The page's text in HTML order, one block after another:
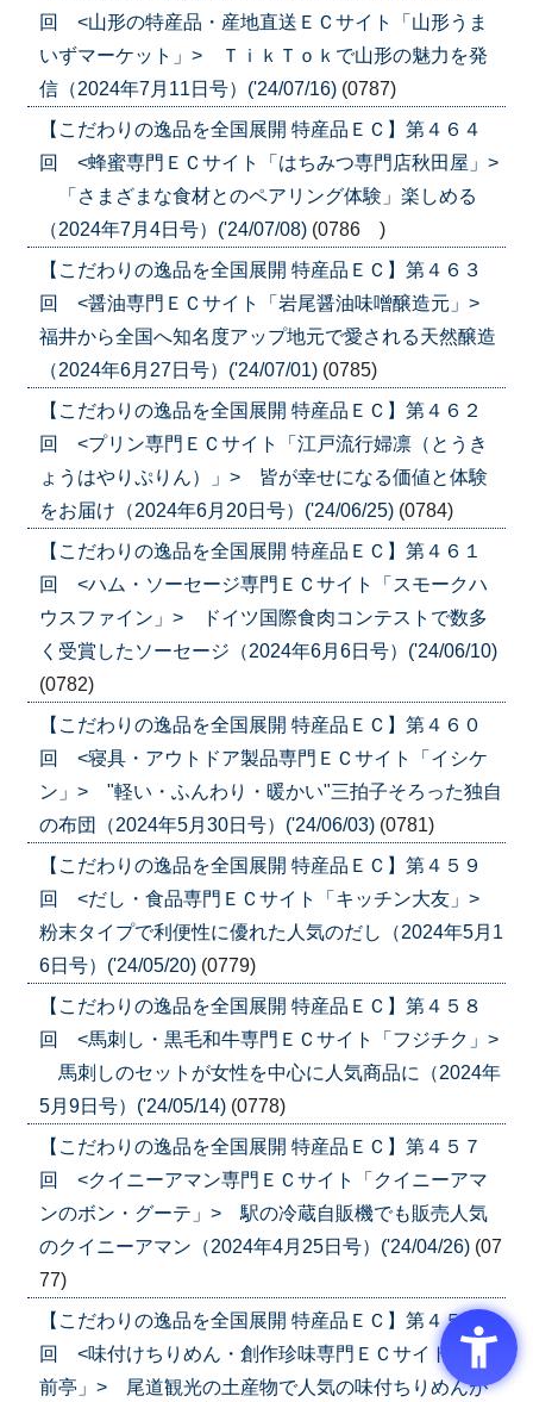
回 <山形の特産品・産地直送ＥＣサイト「山形うま
いずマーケット」> ＴｉｋＴｏｋで山形の魅力を発
信（2024年7月11日号）('24/07/16) (0787)
【こだわりの逸品を全国展開 特産品ＥＣ】第４６４
回 <蜂蜜専門ＥＣサイト「はちみつ専門店秋田屋」>
「さまざまな食材とのペアリング体験」楽しめる
（2024年7月4日号）('24/07/08) (0786 )
【こだわりの逸品を全国展開 特産品ＥＣ】第４６３
回 <醤油専門ＥＣサイト「岩尾醤油味噌醸造元」>
福井から全国へ知名度アップ地元で愛される天然醸造
（2024年6月27日号）('24/07/01) (0785)
【こだわりの逸品を全国展開 特産品ＥＣ】第４６２
回 <プリン専門ＥＣサイト「江戸流行婦凛（とうき
ょうはやりぷりん）」> 皆が幸せになる価値と体験
をお届け（2024年6月20日号）('24/06/25) (0784)
【こだわりの逸品を全国展開 特産品ＥＣ】第４６１
回 <ハム・ソーセージ専門ＥＣサイト「スモークハ
ウスファイン」> ドイツ国際食肉コンテストで数多
く受賞したソーセージ（2024年6月6日号）('24/06/10)
(0782)
【こだわりの逸品を全国展開 特産品ＥＣ】第４６０
回 <寝具・アウトドア製品専門ＥＣサイト「イシケ
ン」> "軽い・ふんわり・暖かい"三拍子そろった独自
の布団（2024年5月30日号）('24/06/03) (0781)
【こだわりの逸品を全国展開 特産品ＥＣ】第４５９
回 <だし・食品専門ＥＣサイト「キッチン大友」>
粉末タイプで利便性に優れた人気のだし（2024年5月1
6日号）('24/05/20) (0779)
【こだわりの逸品を全国展開 特産品ＥＣ】第４５８
回 <馬刺し・黒毛和牛専門ＥＣサイト「フジチク」>
馬刺しのセットが女性を中心に人気商品に（2024年
5月9日号）('24/05/14) (0778)
【こだわりの逸品を全国展開 特産品ＥＣ】第４５７
回 <クイニーアマン専門ＥＣサイト「クイニーアマ
ンのボン・グーテ」> 駅の冷蔵自販機でも販売人気
のクイニーアマン（2024年4月25日号）('24/04/26) (07
77)
【こだわりの逸品を全国展開 特産品ＥＣ】第４５６
回 <味付けちりめん・創作珍味専門ＥＣサイト「北
前亭」> 尾道観光の土産物で人気の味付ちりめんが